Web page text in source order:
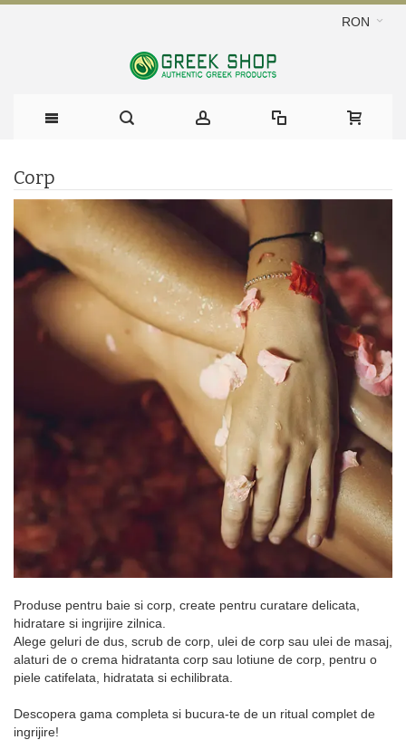
RON
Corp
Produse pentru baie si corp, create pentru curatare delicata,
hidratare si ingrijire zilnica.
Alege geluri de dus, scrub de corp, ulei de corp sau ulei de masaj,
alaturi de o crema hidratanta corp sau lotiune de corp, pentru o
piele catifelata, hidratata si echilibrata.
Descopera gama completa si bucura-te de un ritual complet de
ingrijire!